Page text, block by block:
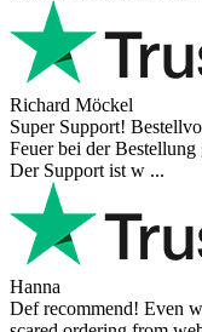
Richard Möckel
Super Support!
Feuer bei der
Der Support ist w ...
Hanna
Def recommend! Even